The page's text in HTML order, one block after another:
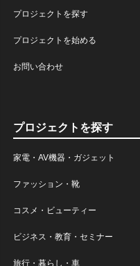
プロジェクトを探す
プロジェクトを始める
お問い合わせ
プロジェクトを探す
家電・AV機器・ガジェット
ファッション・靴
コスメ・ビューティー
ビジネス・教育・セミナー
旅行・暮らし・車